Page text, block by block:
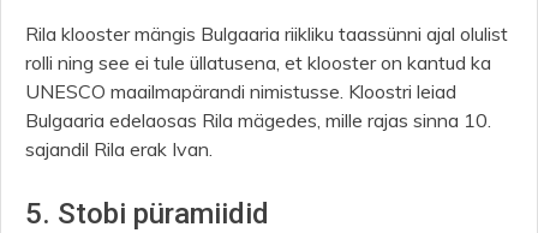
Rila klooster mängis Bulgaaria riikliku taassünni ajal olulist
rolli ning see ei tule üllatusena, et klooster on kantud ka
UNESCO maailmapärandi nimistusse. Kloostri leiad
Bulgaaria edelaosas Rila mägedes, mille rajas sinna 10.
sajandil Rila erak Ivan.
5. Stobi püramiidid